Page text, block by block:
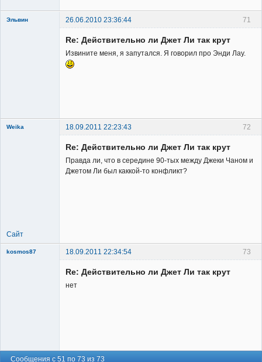
71
Эльвин 26.06.2010 23:36:44
Re: Действительно ли Джет Ли так крут
Извините меня, я запутался. Я говорил про Энди Лау.
72
Weika 18.09.2011 22:23:43
Re: Действительно ли Джет Ли так крут
Правда ли, что в середине 90-тых между Джеки Чаном и
Джетом Ли был каккой-то конфликт?
Сайт
73
kosmos87 18.09.2011 22:34:54
Re: Действительно ли Джет Ли так крут
нет
Сообщения с 51 по 73 из 73